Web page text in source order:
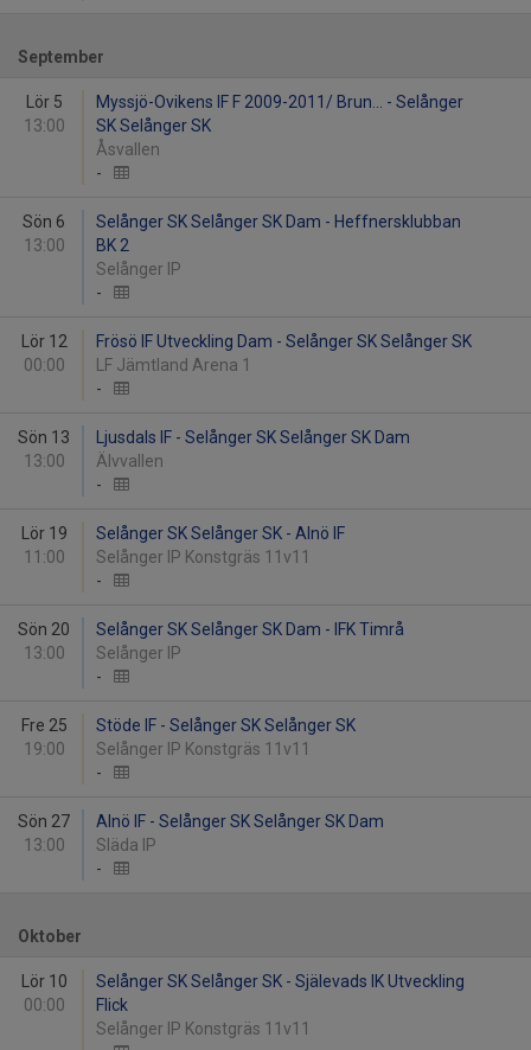
September
Lör 5
13:00
Myssjö-Ovikens IF F 2009-2011/ Brun... - Selånger
SK Selånger SK
Åsvallen
-
Sön 6
13:00
Selånger SK Selånger SK Dam - Heffnersklubban
BK 2
Selånger IP
-
Lör 12
00:00
Frösö IF Utveckling Dam - Selånger SK Selånger SK
LF Jämtland Arena 1
-
Sön 13
13:00
Ljusdals IF - Selånger SK Selånger SK Dam
Älvvallen
-
Lör 19
11:00
Selånger SK Selånger SK - Alnö IF
Selånger IP Konstgräs 11v11
-
Sön 20
13:00
Selånger SK Selånger SK Dam - IFK Timrå
Selånger IP
-
Fre 25
19:00
Stöde IF - Selånger SK Selånger SK
Selånger IP Konstgräs 11v11
-
Sön 27
13:00
Alnö IF - Selånger SK Selånger SK Dam
Släda IP
-
Oktober
Lör 10
00:00
Selånger SK Selånger SK - Själevads IK Utveckling
Flick
Selånger IP Konstgräs 11v11